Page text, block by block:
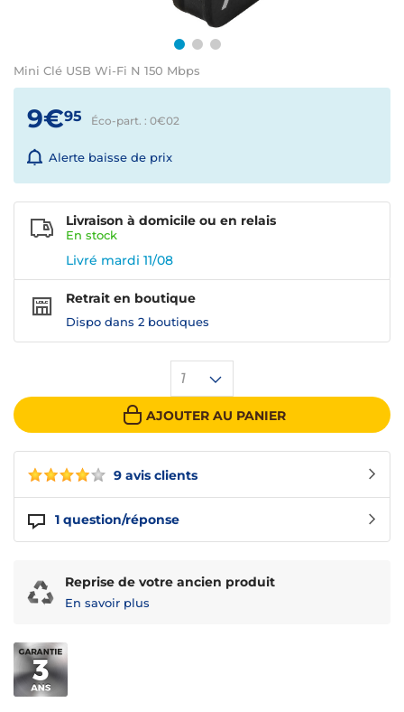
Mini Clé USB Wi-Fi N 150 Mbps
9 avis clients
1 question/réponse
9€95 Éco-part. : 0€02
Alerte baisse de prix
1
AJOUTER AU PANIER
Livraison à domicile ou en relais
En stock
Livré mardi 11/08
Retrait en boutique
Dispo dans 2 boutiques
Reprise de votre ancien produit
En savoir plus